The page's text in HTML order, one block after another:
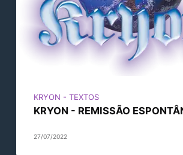
KRYON - TEXTOS
KRYON - REMISSÃO
27/07/2022